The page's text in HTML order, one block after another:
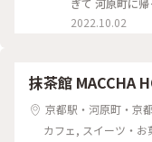
列ができている
特別な空間に会いに行きた
チフロートを
したが、落ち着
ぎて 河原町に
次々と呼ばれて
を守っておられ
れた落ち着いた
和の香りが漂っ
かったです。
で ひっそりと自
きを楽しむこと
2022.10.02
抹茶館 MACCHA
京都駅・河原町・京
カフェ, スイーツ・お